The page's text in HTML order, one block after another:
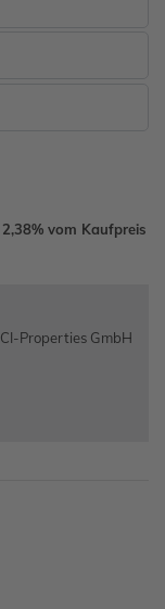
vom Kaufpreis
Properties GmbH